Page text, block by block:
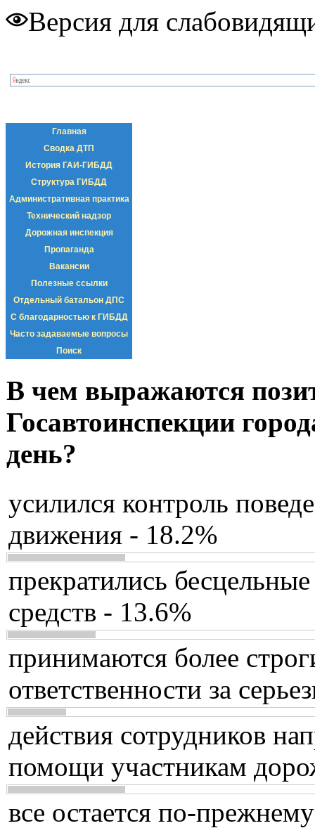
Версия для
Главная
Сводка ДТП
История ГАИ-ГИБДД
Структура ГИБДД
Административная практика
Технический надзор
Дорожная инспекция
Пропаганда
Вакансии
Полезные ссылки
Отдельный батальон ДПС
С благодарностью к ГИБДД
Часто задаваемые вопросы
Поиск
В чем выражаются
Госавтоинспекции
день?
усилился контроль
движения - 18.2%
прекратились
средств - 13.6%
принимаются более
ответственности за
действия сотрудников
помощи участникам
все остается по-